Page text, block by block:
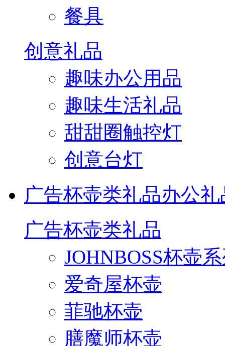
餐具
创意礼品
趣味办公用品
趣味生活礼品
甜甜圈触控灯
创意台灯
广告杯壶类礼品办公礼
广告杯壶类礼品
JOHNBOSS杯壶
爱奇屋杯壶
菲驰杯壶
膳魔师杯壶